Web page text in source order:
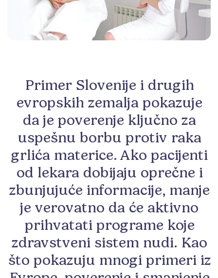
Primer Slovenije i drugih
evropskih zemalja pokazuje
da je poverenje ključno za
uspešnu borbu protiv raka
grlića materice. Ako pacijenti
od lekara dobijaju oprečne i
zbunjujuće informacije, manje
je verovatno da će aktivno
prihvatati programe koje
zdravstveni sistem nudi. Kao
što pokazuju mnogi primeri iz